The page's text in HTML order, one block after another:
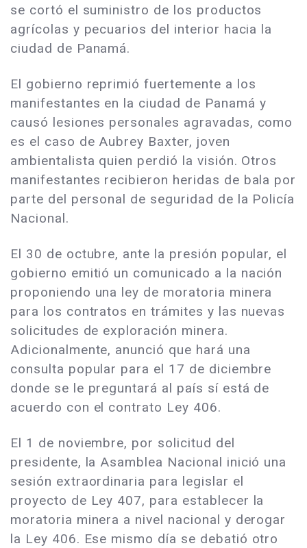
se cortó el suministro de los productos
agrícolas y pecuarios del interior hacia la
ciudad de Panamá.
El gobierno reprimió fuertemente a los
manifestantes en la ciudad de Panamá y
causó lesiones personales agravadas, como
es el caso de Aubrey Baxter, joven
ambientalista quien perdió la visión. Otros
manifestantes recibieron heridas de bala por
parte del personal de seguridad de la Policía
Nacional.
El 30 de octubre, ante la presión popular, el
gobierno emitió un comunicado a la nación
proponiendo una ley de moratoria minera
para los contratos en trámites y las nuevas
solicitudes de exploración minera.
Adicionalmente, anunció que hará una
consulta popular para el 17 de diciembre
donde se le preguntará al país sí está de
acuerdo con el contrato Ley 406.
El 1 de noviembre, por solicitud del
presidente, la Asamblea Nacional inició una
sesión extraordinaria para legislar el
proyecto de Ley 407, para establecer la
moratoria minera a nivel nacional y derogar
la Ley 406. Ese mismo día se debatió otro